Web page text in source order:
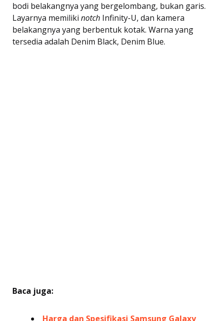
bodi belakangnya yang bergelombang, bukan garis.
Layarnya memiliki notch Infinity-U, dan kamera
belakangnya yang berbentuk kotak. Warna yang
tersedia adalah Denim Black, Denim Blue.
Baca juga:
Harga dan Spesifikasi Samsung Galaxy